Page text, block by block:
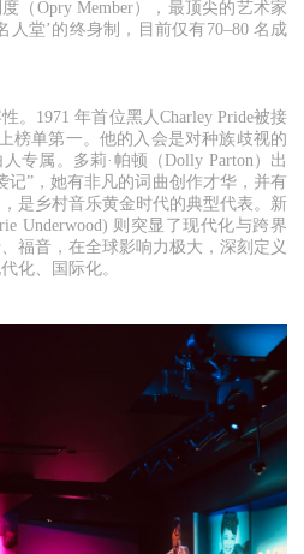
（Opry Member），最顶尖的艺术家
人堂’的终身制，目前仅有70–80 名成
。1971 年首位黑人Charley Pride被接
榜单第一。他的入会是对种族歧视的
专属。多莉·帕顿（Dolly Parton）出
记”，她有非凡的词曲创作才华，并有
是乡村音乐黄金时代的典型代表。新
Underwood) 则突显了现代化与跨界
福音，在全球影响力极大，深刻定义
化、国际化。